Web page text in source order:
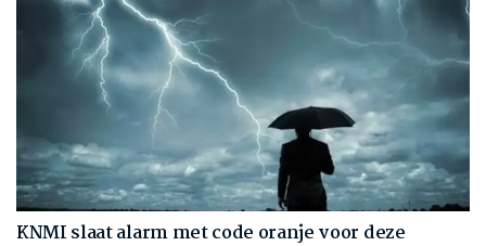
KNMI slaat alarm met code oranje voor deze